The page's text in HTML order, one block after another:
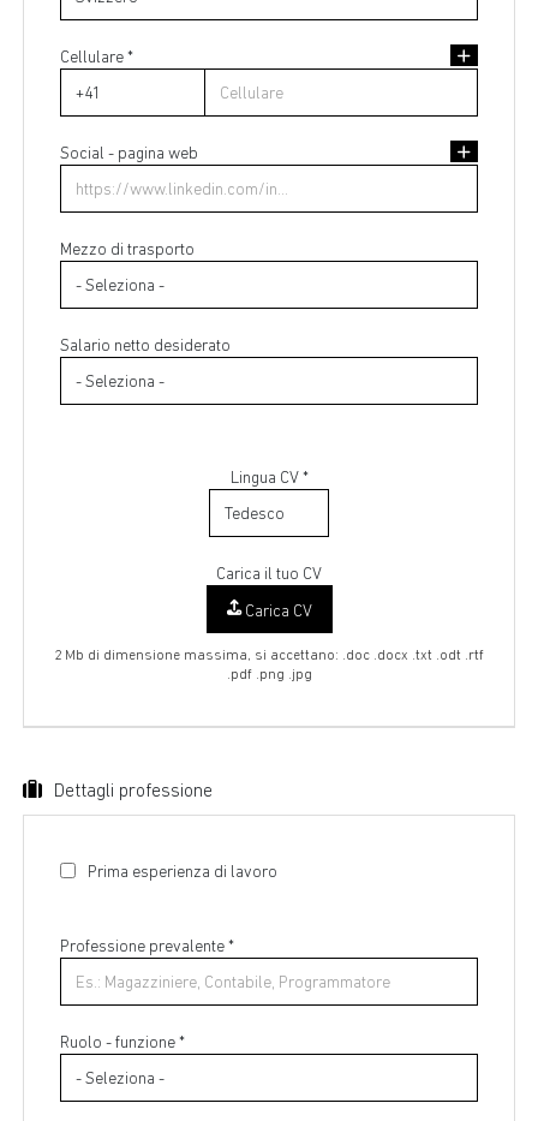
Cellulare *
Social - pagina web
Mezzo di trasporto
Salario netto desiderato
Lingua CV *
Carica il tuo CV
Carica CV
2 Mb di dimensione massima, si accettano: .doc .docx .txt .odt .rtf
.pdf .png .jpg
Dettagli professione
Prima esperienza di lavoro
Professione prevalente*
Ruolo - funzione *